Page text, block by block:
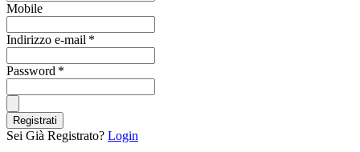
Mobile
Indirizzo e-mail *
Password *
Registrati
Sei Già Registrato? Login